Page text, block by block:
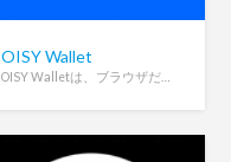
OISY Wallet